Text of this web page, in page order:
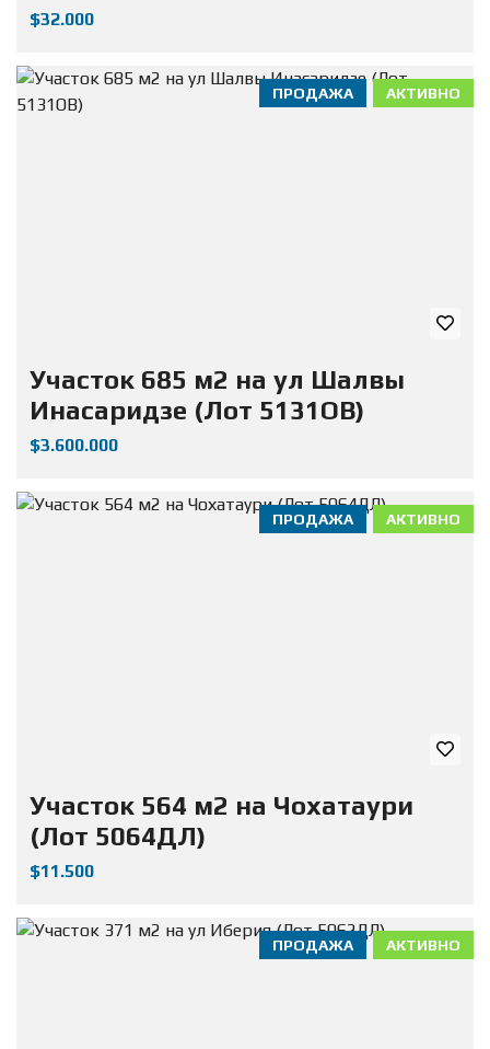
$32.000
АКТИВНО
ПРОДАЖА
Участок 685 м2 на ул Шалвы
Инасаридзе (Лот 5131ОВ)
$3.600.000
АКТИВНО
ПРОДАЖА
Участок 564 м2 на Чохатаури
(Лот 5064ДЛ)
$11.500
АКТИВНО
ПРОДАЖА